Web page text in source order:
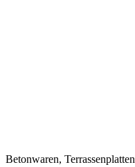
Betonwaren, Terrassenplatten